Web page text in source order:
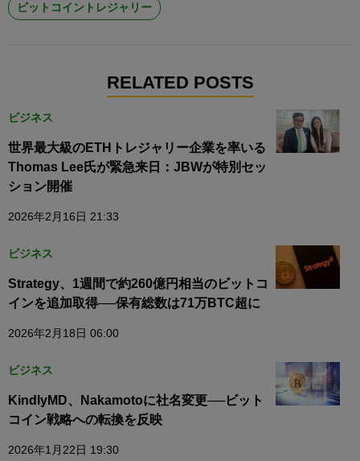
ビットコイントレジャリー
RELATED POSTS
ビジネス
世界最大級のETHトレジャリー企業を率いる
Thomas Lee氏が緊急来日：JBWが特別セッ
ション開催
2026年2月16日 21:33
ビジネス
Strategy、1週間で約260億円相当のビットコ
インを追加取得──保有総数は71万BTC超に
2026年2月18日 06:00
ビジネス
KindlyMD、Nakamotoに社名変更──ビット
コイン戦略への転換を反映
2026年1月22日 19:30